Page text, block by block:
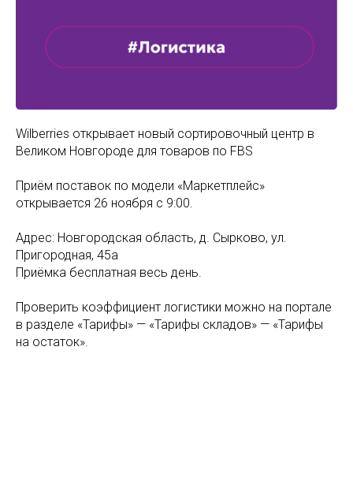
Wilberries открывает новый сортировочный центр в
Великом Новгороде для товаров по FBS
Приём поставок по модели «Маркетплейс»
открывается 26 ноября с 9:00.
Адрес: Новгородская область, д. Сырково, ул.
Пригородная, 45а
Приёмка бесплатная весь день.
Проверить коэффициент логистики можно на портале
в разделе «Тарифы» — «Тарифы складов» — «Тарифы
на остаток».